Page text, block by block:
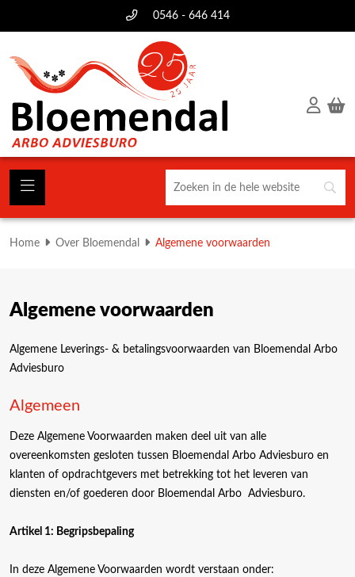
0546 - 646 414
Home Over Bloemendal Algemene voorwaarden
Algemene voorwaarden
Algemene Leverings- & betalingsvoorwaarden van Bloemendal Arbo
Adviesburo
Algemeen
Deze Algemene Voorwaarden maken deel uit van alle
overeenkomsten gesloten tussen Bloemendal Arbo Adviesburo en
klanten of opdrachtgevers met betrekking tot het leveren van
diensten en/of goederen door Bloemendal Arbo Adviesburo.
Artikel 1: Begripsbepaling
In deze Algemene Voorwaarden wordt verstaan onder: